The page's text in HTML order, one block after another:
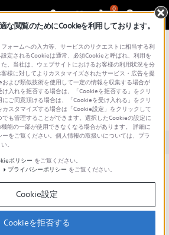
0
お問い合わせ プロフェッショナル／業務用
取扱説明書 Q&A
な閲覧のためにCookieを利用しております。
ォームへの入力等、サービスのリクエストに相当する利
定されるCookieは通常、必須Cookieと呼ばれ、利用を
、当社は、ウェブサイトにおけるお客様の利用状況を分
様に対してよりカスタマイズされたサービス・広告を提
よび類似技術を使用して一定の情報を収集する場合が
入れを拒否する場合は、「Cookieを拒否する」をクリ
ご同意頂ける場合は、「Cookieを受け入れる」をクリ
スタマイズする場合は「Cookie設定」をクリックして
も管理することができます。選択したCookieの設定に
能の一部が使用できなくなる場合があります。 詳細に
をご覧ください。個人情報の取扱いについては、プラ
。
ポリシー をご覧ください。
プライバシーポリシー をご覧ください。
Cookie設定
Cookieを拒否する